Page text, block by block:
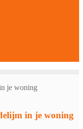
in je woning